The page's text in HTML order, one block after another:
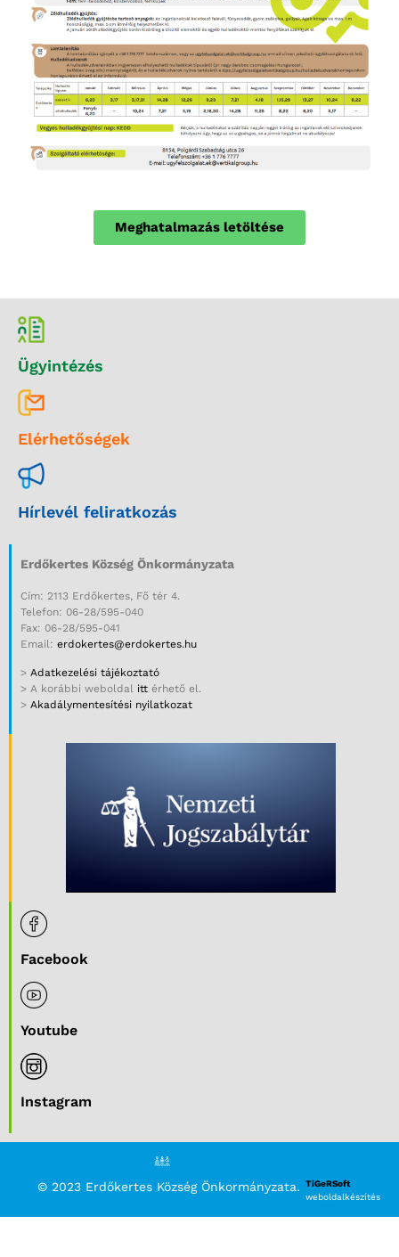
Meghatalmazás letöltése
Ügyintézés
Elérhetőségek
Hírlevél feliratkozás
Erdőkertes Község Önkormányzata
Cím: 2113 Erdőkertes, Fő tér 4.
Telefon: 06-28/595-040
Fax: 06-28/595-041
Email: erdokertes@erdokertes.hu
> Adatkezelési tájékoztató
> A korábbi weboldal itt érhető el.
> Akadálymentesítési nyilatkozat
Facebook
Youtube
Instagram
© 2023 Erdőkertes Község Önkormányzata.
TiGeRSoft
weboldalkészítés